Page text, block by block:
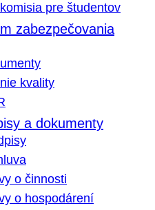
pre študentov
zabezpečovania
kvality
a dokumenty
o činnosti
o hospodárení